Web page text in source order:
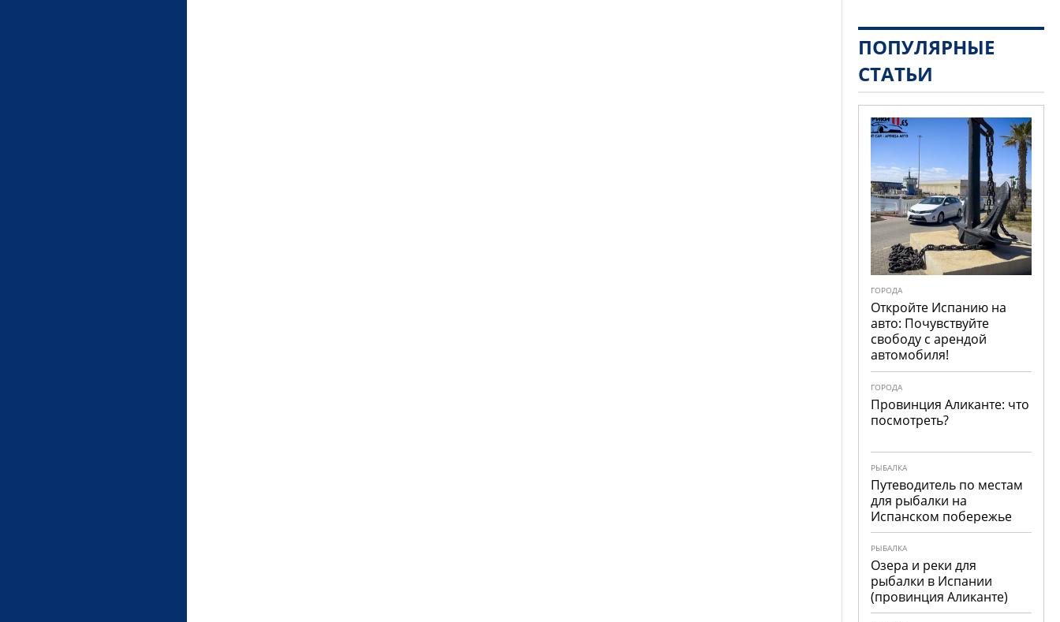
ПОПУЛЯРНЫЕ
СТАТЬИ
ГОРОДА
Откройте Испанию на
авто: Почувствуйте
свободу с арендой
автомобиля!
ГОРОДА
Провинция Аликанте: что
посмотреть?
РЫБАЛКА
Путеводитель по местам
для рыбалки на
Испанском побережье
РЫБАЛКА
Озера и реки для
рыбалки в Испании
(провинция Аликанте)